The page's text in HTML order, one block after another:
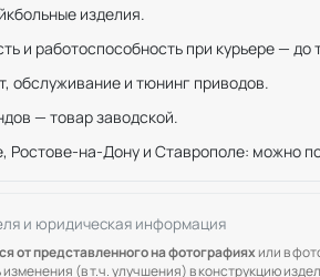
изделия.
и работоспособность при курьере — до
обслуживание и тюнинг приводов.
— товар заводской.
Ростове-на-Дону и Ставрополе: можно
и юридическая информация
от представленного на фотографияхили в
изменения (в т.ч. улучшения) в конструкцию